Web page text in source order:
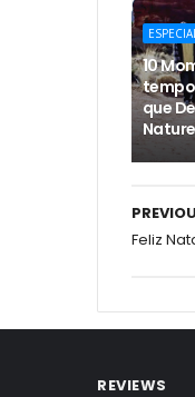
10
que
Feliz
REVIEWS